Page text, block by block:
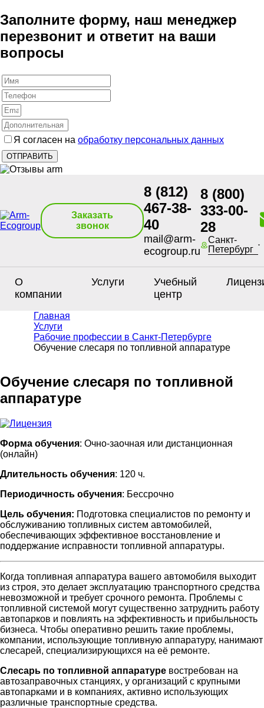
Заполните форму, наш менеджер
перезвонит и ответит на ваши
вопросы
Я согласен на обработку персональных данных
Заказать
звонок
8 (812)
467-38-
40
mail@arm-
ecogroup.ru
8 (800)
333-00-
28
Санкт-
Петербург
О
компании
Услуги
Учебный
центр
Главная
Услуги
Рабочие профессии в Санкт-Петербурге
Обучение слесаря по топливной аппаратуре
Обучение слесаря по топливной
аппаратуре
Форма обучения: Очно-заочная или дистанционная
(онлайн)
Длительность обучения: 120 ч.
Периодичность обучения: Бессрочно
Цель обучения: Подготовка специалистов по ремонту и
обслуживанию топливных систем автомобилей,
обеспечивающих эффективное восстановление и
поддержание исправности топливной аппаратуры.
Когда топливная аппаратура вашего автомобиля выходит
из строя, это делает эксплуатацию транспортного средства
невозможной и требует срочного ремонта. Проблемы с
топливной системой могут существенно затруднить работу
автопарков и повлиять на эффективность и прибыльность
бизнеса. Чтобы оперативно решить такие проблемы,
компании, использующие топливную аппаратуру, нанимают
слесарей, специализирующихся на её ремонте.
Слесарь по топливной аппаратуре востребован на
автозаправочных станциях, у организаций с крупными
автопарками и в компаниях, активно использующих
различные транспортные средства.